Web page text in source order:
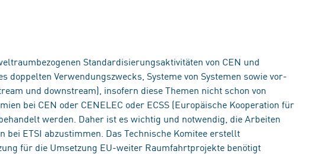
Standardisierungsaktivitäten von CEN und
doppelten Verwendungszwecks, Systeme von Systemen sowie vor-
und downstream), insofern diese Themen nicht schon von
bei CEN oder CENELEC oder ECSS (Europäische Kooperation für
werden. Daher ist es wichtig und notwendig, die Arbeiten
bei ETSI abzustimmen. Das Technische Komitee erstellt
für die Umsetzung EU-weiter Raumfahrtprojekte benötigt